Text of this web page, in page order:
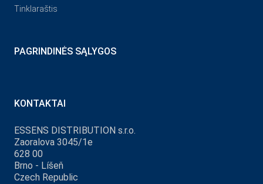
Tinklaraštis
PAGRINDINĖS SĄLYGOS
KONTAKTAI
ESSENS DISTRIBUTION s.r.o.
Zaoralova 3045/1e
628 00
Brno - Líšeň
Czech Republic